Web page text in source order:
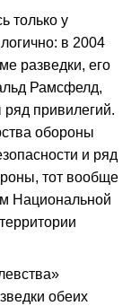
только у
в 2004
разведки, его
Рамсфелд,
ряд привилегий.
обороны
и ряд
тот вообще
Национальной
обеих